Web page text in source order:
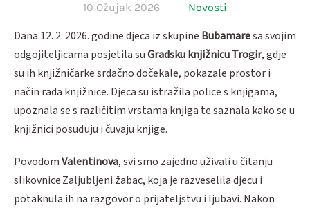
10 Ožujak 2026 Novosti
Dana 12. 2. 2026. godine djeca iz skupine Bubamaresa svojim
odgojiteljicama posjetila suGradsku knjižnicu Trogir, gdje
su ih knjižničarke srdačno dočekale, pokazale prostor i
način rada knjižnice. Djeca su istražila police s knjigama,
upoznala se s različitim vrstama knjiga te saznala kako se u
knjižnici posuđuju i čuvaju knjige.
PovodomValentinova, svi smo zajedno uživali u čitanju
slikovnice Zaljubljeni žabac, koja je razveselila djecu i
potaknula ih na razgovor o prijateljstvu i ljubavi. Nakon